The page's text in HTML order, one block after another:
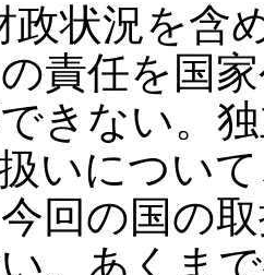
政状況を含
責任を国
きない。
いについ
回の国の
。あくま